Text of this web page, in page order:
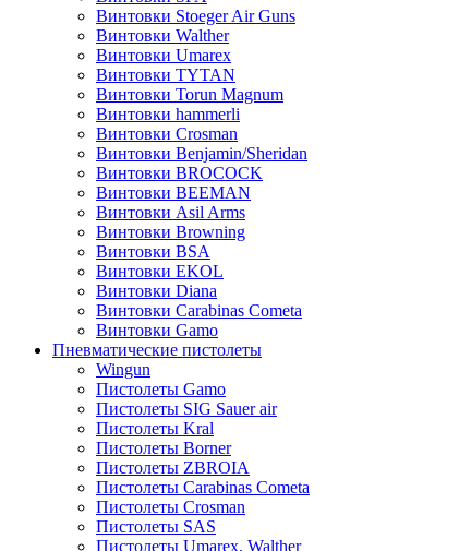
Винтовки Stoeger Air Guns
Винтовки Walther
Винтовки Umarex
Винтовки TYTAN
Винтовки Torun Magnum
Винтовки hammerli
Винтовки Crosman
Винтовки Benjamin/Sheridan
Винтовки BROCOCK
Винтовки BEEMAN
Винтовки Asil Arms
Винтовки Browning
Винтовки BSA
Винтовки EKOL
Винтовки Diana
Винтовки Carabinas Cometa
Винтовки Gamo
Пневматические пистолеты
Wingun
Пистолеты Gamo
Пистолеты SIG Sauer air
Пистолеты Kral
Пистолеты Borner
Пистолеты ZBROIA
Пистолеты Carabinas Cometa
Пистолеты Crosman
Пистолеты SAS
Пистолеты Umarex, Walther